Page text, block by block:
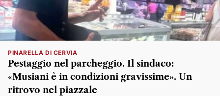
PINARELLA DI CERVIA
Pestaggio nel parcheggio. Il sindaco:
«Musiani è in condizioni gravissime». Un
ritrovo nel piazzale